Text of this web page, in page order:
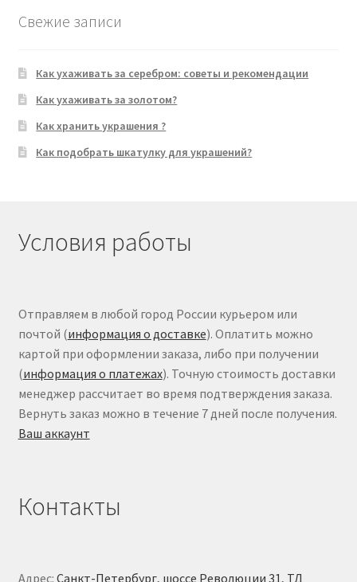
Свежие записи
Как ухаживать за серебром: советы и рекомендации
Как ухаживать за золотом?
Как хранить украшения ?
Как подобрать шкатулку для украшений?
Условия работы
Отправляем в любой город России курьером или
почтой (информация о доставке). Оплатить можно
картой при оформлении заказа, либо при получении
(информация о платежах). Точную стоимость доставки
менеджер рассчитает во время подтверждения заказа.
Вернуть заказ можно в течение 7 дней после получения.
Ваш аккаунт
Контакты
Адрес: Санкт-Петербург, шоссе Революции 31, ТД